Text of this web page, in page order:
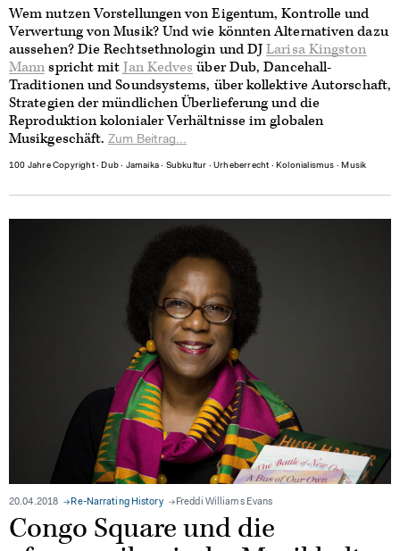
Wem nutzen Vorstellungen von Eigentum, Kontrolle und
Verwertung von Musik? Und wie könnten Alternativen dazu
aussehen? Die Rechtsethnologin und DJLarisa Kingston
Mannspricht mitJan Kedves über Dub, Dancehall-
Traditionen und Soundsystems, über kollektive Autorschaft,
Strategien der mündlichen Überlieferung und die
Reproduktion kolonialer Verhältnisse im globalen
Musikgeschäft.Zum Beitrag...
100 Jahre Copyright∙ Dub ∙ Jamaika ∙ Subkultur ∙Urheberrecht ∙ Kolonialismus ∙ Musik
20.04.2018 Re-Narrating History Freddi Williams Evans
Congo Square und die